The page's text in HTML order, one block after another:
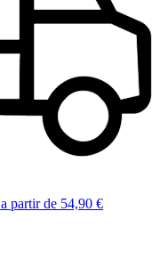
a partir de 54,90 €